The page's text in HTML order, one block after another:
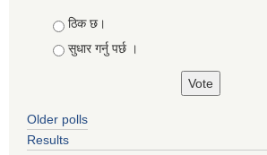
Choices
ठिक छ।
सुधार गर्नु पर्छ ।
Older polls
Results